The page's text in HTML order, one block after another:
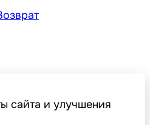
сайта и улучшения